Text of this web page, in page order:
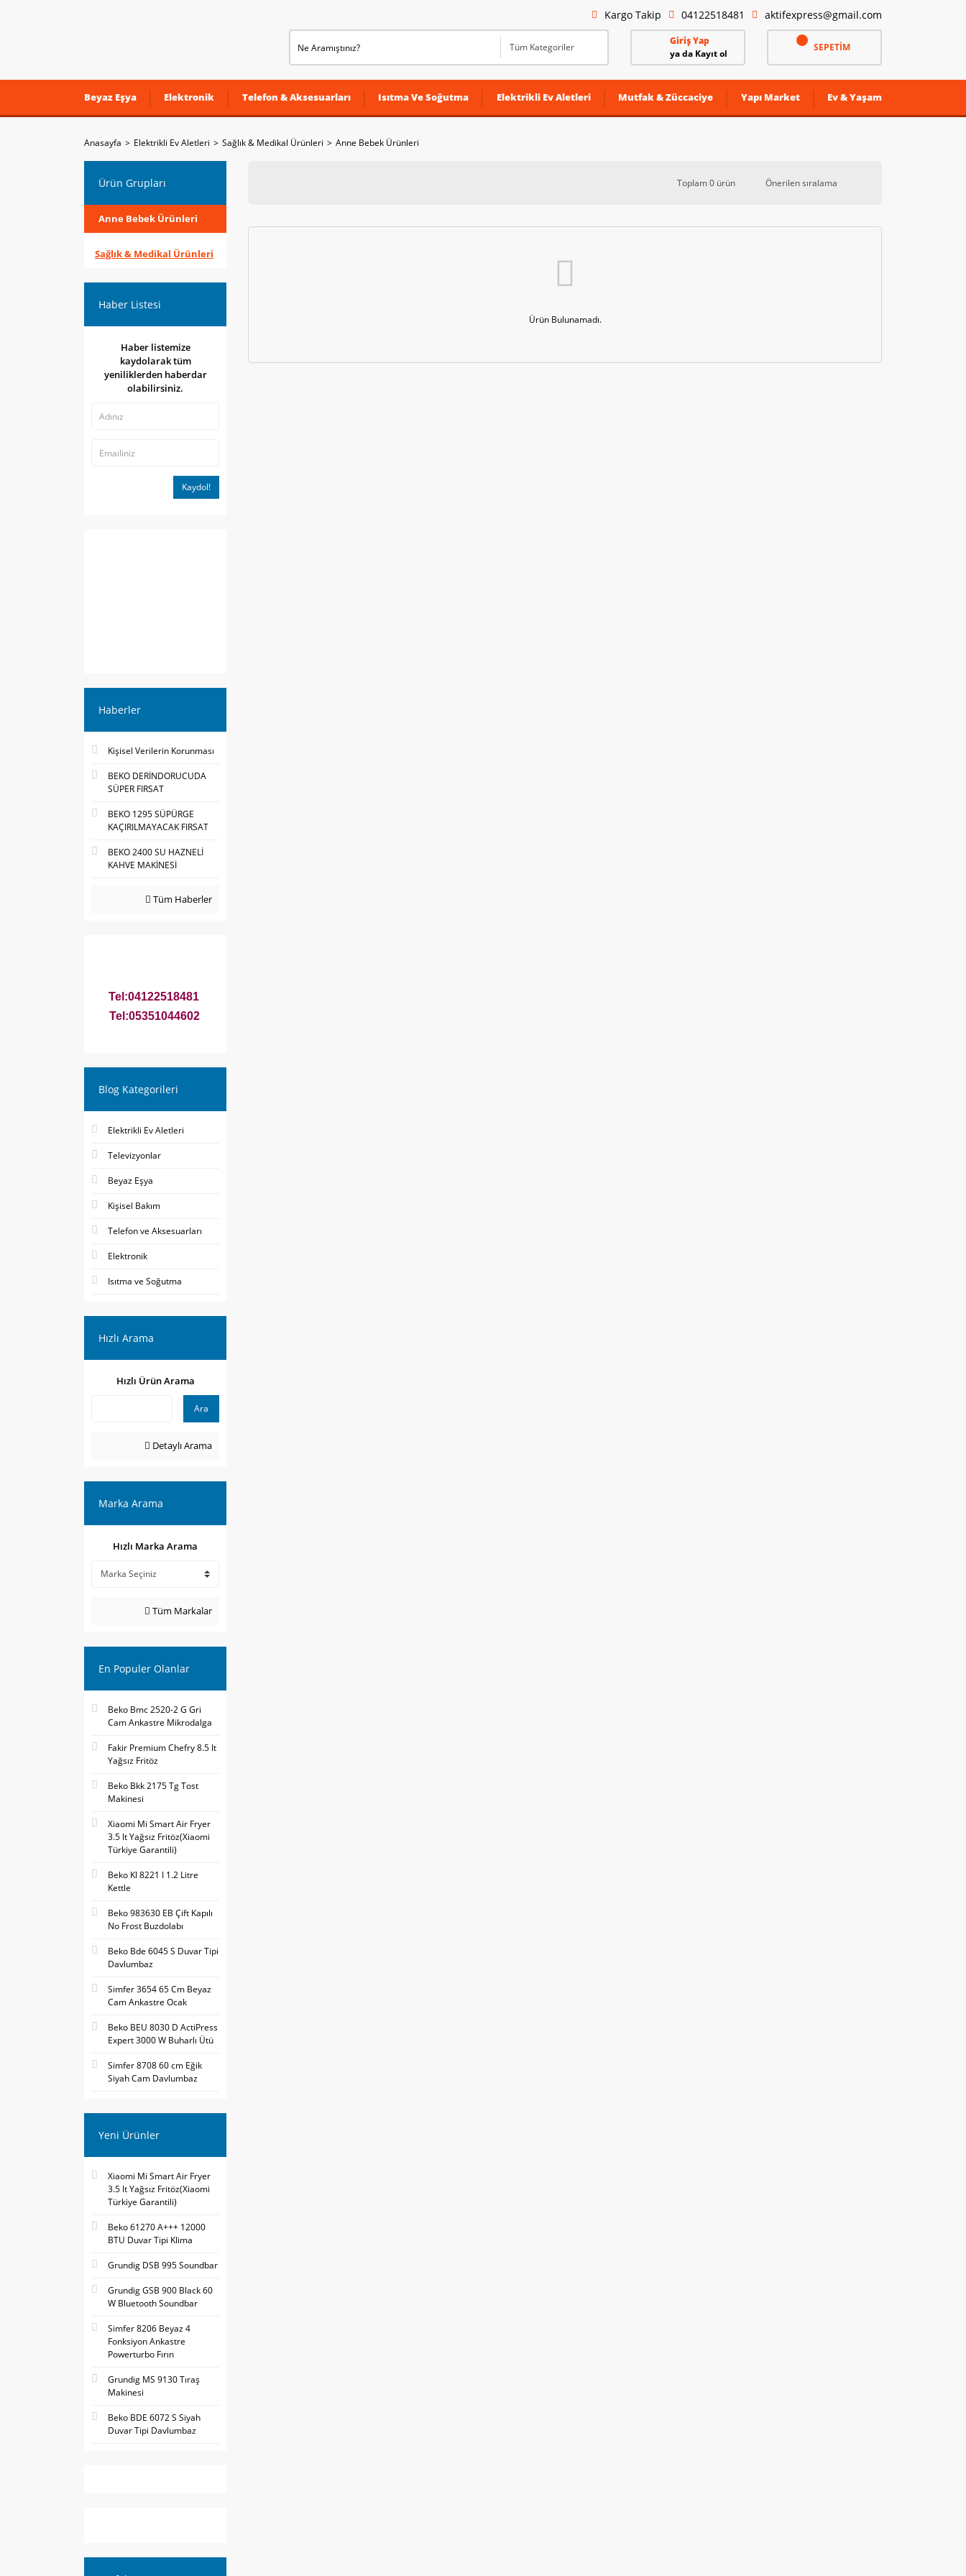
Kargo Takip 04122518481 aktifexpress@gmail.com
Giriş Yap
ya da Kayıt ol
SEPETİM
Beyaz Eşya Elektronik Telefon & Aksesuarları Isıtma Ve Soğutma Elektrikli Ev Aletleri Mutfak & Züccaciye Yapı Market Ev & Yaşam
Anasayfa Elektrikli Ev Aletleri Sağlık & Medikal Ürünleri Anne Bebek Ürünleri
Ürün Grupları
Anne Bebek Ürünleri
Sağlık & Medikal Ürünleri
Haber Listesi
Haber listemize
kaydolarak tüm
yeniliklerden haberdar
olabilirsiniz.
Kaydol!
Haberler
Kişisel Verilerin Korunması
BEKO DERİNDORUCUDA
SÜPER FIRSAT
BEKO 1295 SÜPÜRGE
KAÇIRILMAYACAK FIRSAT
BEKO 2400 SU HAZNELİ
KAHVE MAKİNESİ
Tüm Haberler
Tel:04122518481
Tel:05351044602
Blog Kategorileri
Elektrikli Ev Aletleri
Televizyonlar
Beyaz Eşya
Kişisel Bakım
Telefon ve Aksesuarları
Elektronik
Isıtma ve Soğutma
Hızlı Arama
Hızlı Ürün Arama
Ara
Detaylı Arama
Marka Arama
Hızlı Marka Arama
Tüm Markalar
En Populer Olanlar
Beko Bmc 2520-2 G Gri
Cam Ankastre Mikrodalga
Fakir Premium Chefry 8.5 lt
Yağsız Fritöz
Beko Bkk 2175 Tg Tost
Makinesi
Xiaomi Mi Smart Air Fryer
3.5 lt Yağsız Fritöz(Xiaomi
Türkiye Garantili)
Beko Kl 8221 I 1.2 Litre
Kettle
Beko 983630 EB Çift Kapılı
No Frost Buzdolabı
Beko Bde 6045 S Duvar Tipi
Davlumbaz
Simfer 3654 65 Cm Beyaz
Cam Ankastre Ocak
Beko BEU 8030 D ActiPress
Expert 3000 W Buharlı Ütü
Simfer 8708 60 cm Eğik
Siyah Cam Davlumbaz
Yeni Ürünler
Xiaomi Mi Smart Air Fryer
3.5 lt Yağsız Fritöz(Xiaomi
Türkiye Garantili)
Beko 61270 A+++ 12000
BTU Duvar Tipi Klima
Grundig DSB 995 Soundbar
Grundig GSB 900 Black 60
W Bluetooth Soundbar
Simfer 8206 Beyaz 4
Fonksiyon Ankastre
Powerturbo Fırın
Grundig MS 9130 Tıraş
Makinesi
Beko BDE 6072 S Siyah
Duvar Tipi Davlumbaz
Toplam 0 ürün
Ürün Bulunamadı.